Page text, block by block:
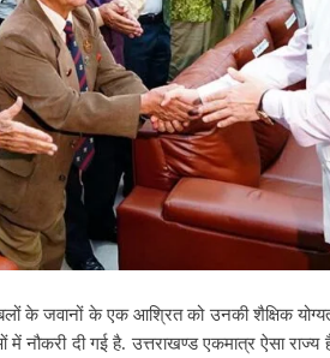
बलों के जवानों के एक आश्रित को उनकी शैक्षिक
नौकरी दी गई है. उत्तराखण्ड एकमात्र ऐसा